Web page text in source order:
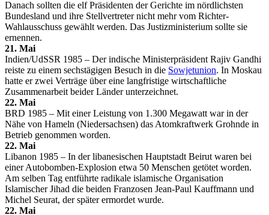
Danach sollten die elf Präsidenten der Gerichte im nördlichsten
Bundesland und ihre Stellvertreter nicht mehr vom Richter-
Wahlausschuss gewählt werden. Das Justizministerium sollte sie
ernennen.
21. Mai
Indien/UdSSR 1985 – Der indische Ministerpräsident Rajiv Gandhi
reiste zu einem sechstägigen Besuch in die Sowjetunion. In Moskau
hatte er zwei Verträge über eine langfristige wirtschaftliche
Zusammenarbeit beider Länder unterzeichnet.
22. Mai
BRD 1985 – Mit einer Leistung von 1.300 Megawatt war in der
Nähe von Hameln (Niedersachsen) das Atomkraftwerk Grohnde in
Betrieb genommen worden.
22. Mai
Libanon 1985 – In der libanesischen Hauptstadt Beirut waren bei
einer Autobomben-Explosion etwa 50 Menschen getötet worden.
Am selben Tag entführte radikale islamische Organisation
Islamischer Jihad die beiden Franzosen Jean-Paul Kauffmann und
Michel Seurat, der später ermordet wurde.
22. Mai